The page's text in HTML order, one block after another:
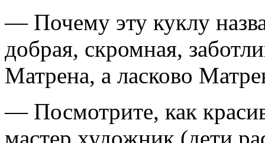
— Почему эту куклу
добрая, скромная,
Матрена, а ласково
— Посмотрите, как